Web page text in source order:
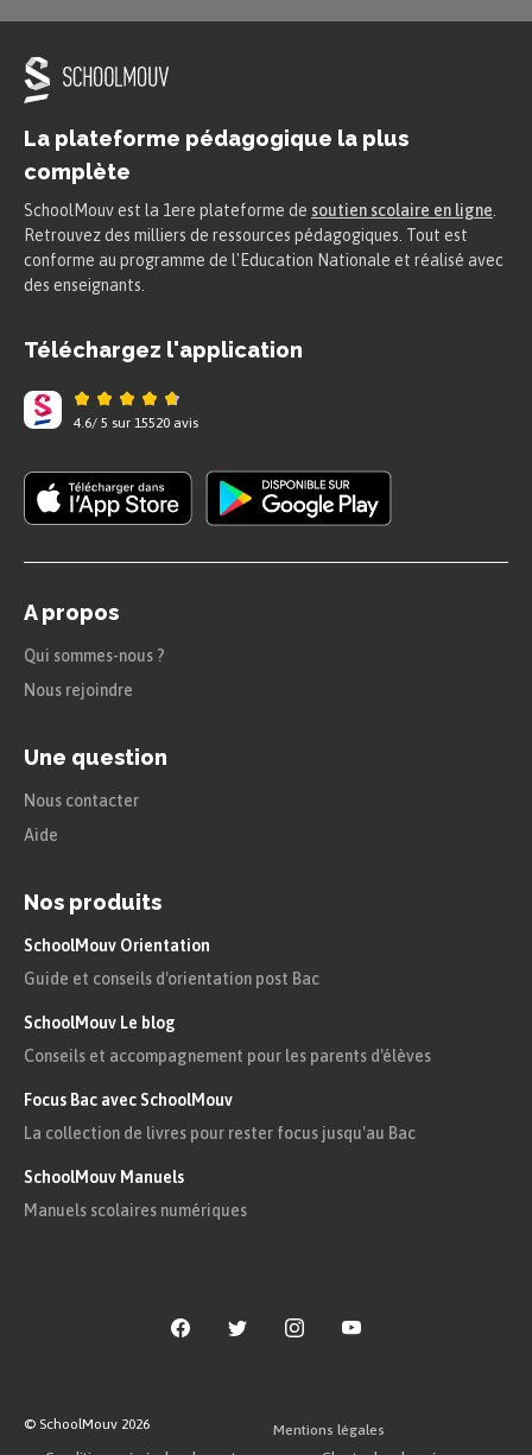
La plateforme pédagogique la plus
complète
SchoolMouv est la 1ere plateforme de soutien scolaire en ligne
Retrouvez des milliers de ressources pédagogiques. Tout est
conforme au programme de l'Education Nationale et réalisé avec
des enseignants.
Téléchargez l'application
4.6/ 5 sur 15520 avis
A propos
Qui sommes-nous ?
Nous rejoindre
Une question
Nous contacter
Aide
Nos produits
SchoolMouv Orientation
Guide et conseils d'orientation post Bac
SchoolMouv Le blog
Conseils et accompagnement pour les parents d'élèves
Focus Bac avec SchoolMouv
La collection de livres pour rester focus jusqu'au Bac
SchoolMouv Manuels
Manuels scolaires numériques
© SchoolMouv 2026
Mentions légales